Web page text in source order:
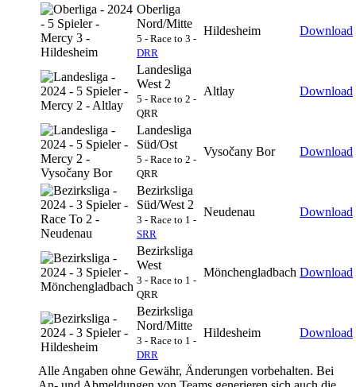
Oberliga
Nord/Mitte
5 - Race to 3 -
DRR
Hildesheim Download
Landesliga
West 2
5 - Race to 2 -
QRR
Altlay Download
Landesliga
Süd/Ost
5 - Race to 2 -
QRR
Vysočany Bor Download
Bezirksliga
Süd/West 2
3 - Race to 1 -
SRR
Neudenau Download
Bezirksliga
West
3 - Race to 1 -
QRR
Mönchengladbach Download
Bezirksliga
Nord/Mitte
3 - Race to 1 -
DRR
Hildesheim Download
Alle Angaben ohne Gewähr, Änderungen vorbehalten. Bei